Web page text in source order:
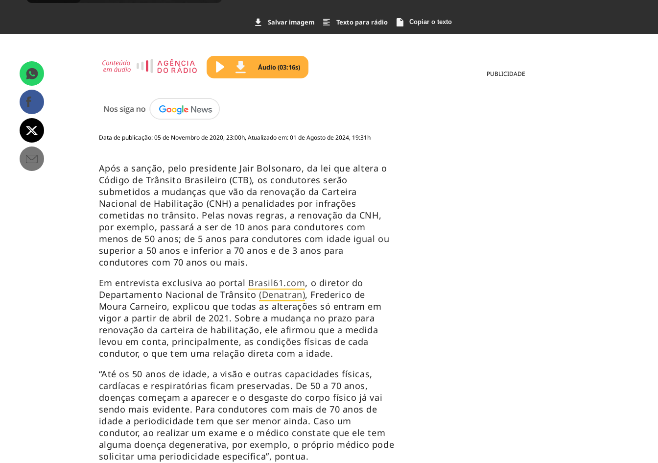
Salvar imagem Texto para rádio Copiar o texto
PUBLICIDADE
Áudio (03:16s)
Data de publicação: 05 de Novembro de 2020, 23:00h, Atualizado em: 01 de Agosto de 2024, 19:31h
Após a sanção, pelo presidente Jair Bolsonaro, da lei que altera o
Código de Trânsito Brasileiro (CTB), os condutores serão
submetidos a mudanças que vão da renovação da Carteira
Nacional de Habilitação (CNH) a penalidades por infrações
cometidas no trânsito. Pelas novas regras, a renovação da CNH,
por exemplo, passará a ser de 10 anos para condutores com
menos de 50 anos; de 5 anos para condutores com idade igual ou
superior a 50 anos e inferior a 70 anos e de 3 anos para
condutores com 70 anos ou mais.
Em entrevista exclusiva ao portal Brasil61.com, o diretor do
Departamento Nacional de Trânsito (Denatran), Frederico de
Moura Carneiro, explicou que todas as alterações só entram em
vigor a partir de abril de 2021. Sobre a mudança no prazo para
renovação da carteira de habilitação, ele afirmou que a medida
levou em conta, principalmente, as condições físicas de cada
condutor, o que tem uma relação direta com a idade.
“Até os 50 anos de idade, a visão e outras capacidades físicas,
cardíacas e respiratórias ficam preservadas. De 50 a 70 anos,
doenças começam a aparecer e o desgaste do corpo físico já vai
sendo mais evidente. Para condutores com mais de 70 anos de
idade a periodicidade tem que ser menor ainda. Caso um
condutor, ao realizar um exame e o médico constate que ele tem
alguma doença degenerativa, por exemplo, o próprio médico pode
solicitar uma periodicidade específica”, pontua.